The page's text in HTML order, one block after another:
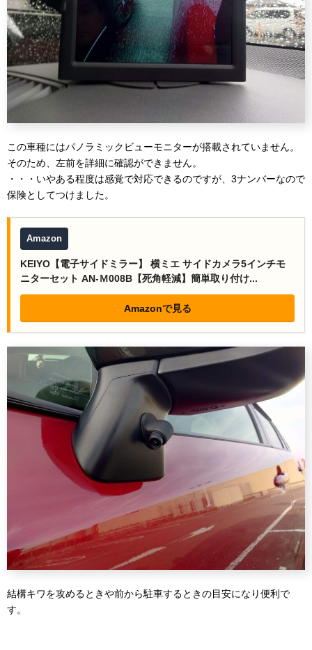
この車種にはパノラミックビューモニターが搭載されていません。
そのため、左前を詳細に確認ができません。
・・・いやある程度は感覚で対応できるのですが、3ナンバーなので
保険としてつけました。
Amazon
KEIYO【電子サイドミラー】 横ミエ サイドカメラ5インチモ
ニターセット AN-Ｍ008B【死角軽減】簡単取り付け...
Amazonで見る
結構キワを攻めるときや前から駐車するときの目安になり便利で
す。